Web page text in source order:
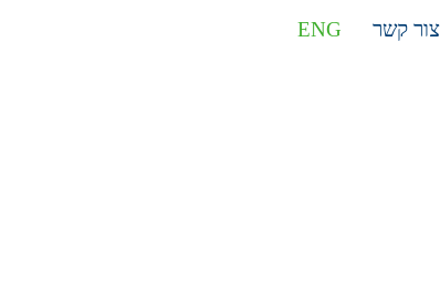
צור קשר ENG